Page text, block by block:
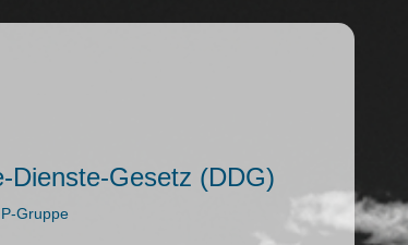
Dienste-Gesetz (DDG)
Gruppe